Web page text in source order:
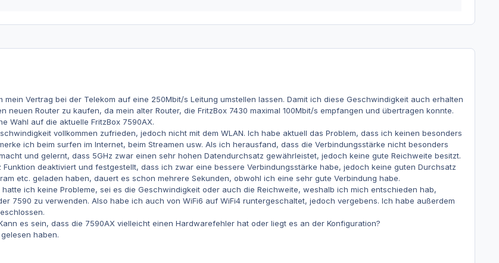
Vertrag bei der Telekom auf eine 250Mbit/s Leitung umstellen lassen. Damit ich diese Geschwindigkeit auch erhalten
neuen Router zu kaufen, da mein alter Router, die FritzBox 7430 maximal 100Mbit/s empfangen und übertragen konnte.
Wahl auf die aktuelle FritzBox 7590AX.
vollkommen zufrieden, jedoch nicht mit dem WLAN. Ich habe aktuell das Problem, dass ich keinen besonders
ich beim surfen im Internet, beim Streamen usw. Als ich herausfand, dass die Verbindungsstärke nicht besonders
und gelernt, dass 5GHz zwar einen sehr hohen Datendurchsatz gewährleistet, jedoch keine gute Reichweite besitzt.
Funktion deaktiviert und festgestellt, dass ich zwar eine bessere Verbindungsstärke habe, jedoch keine guten Durchsatz
etc. geladen haben, dauert es schon mehrere Sekunden, obwohl ich eine sehr gute Verbindung habe.
hatte ich keine Probleme, sei es die Geschwindigkeit oder auch die Reichweite, weshalb ich mich entschieden hab,
7590 zu verwenden. Also habe ich auch von WiFi6 auf WiFi4 runtergeschaltet, jedoch vergebens. Ich habe außerdem
es sein, dass die 7590AX vielleicht einen Hardwarefehler hat oder liegt es an der Konfiguration?
haben.